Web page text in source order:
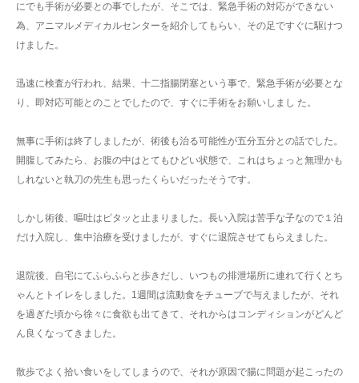
にでも手術が必要との事でしたが、そこでは、緊急手術の対応ができない
為、アニマルメディカルセンターを紹介してもらい、その足ですぐに駆けつ
けました。
迅速に検査が行われ、結果、十二指腸閉塞という事で、緊急手術が必要とな
り、即対応可能とのことでしたので、すぐに手術をお願いしまし た。
無事に手術は終了しましたが、術後も治る可能性が五分五分との話でした。
開腹してみたら、お腹の中はとてもひどい状態で、これはちょっと無理かも
しれないと執刀の先生も思ったくらいだったそうです。
しかし術後、嘔吐はピタッと止まりました。長い入院は苦手な子なので１泊
だけ入院し、集中治療を受けましたが、すぐに退院させてもらえました。
退院後、自宅にてふらふらと歩きだし、いつもの排泄場所に連れて行くとち
ゃんとトイレをしました。1週間は流動食をチューブで与えましたが、それ
を過ぎた頃から徐々に食欲も出てきて、それからはコンディションがどんど
ん良くなってきました。
散歩でよく拾い食いをしてしまうので、それが原因で腸に問題が起こったの